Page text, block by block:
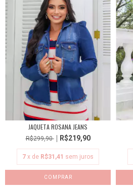
JAQUETA ROSANA JEANS
R$299,90 R$219,90
7 x de R$31,41 sem juros
COMPRAR